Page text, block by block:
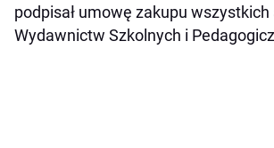
podpisał umowę zakupu wszystkich
Wydawnictw Szkolnych i